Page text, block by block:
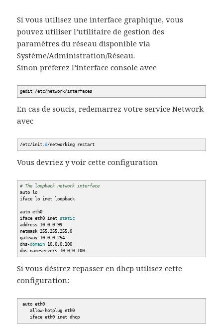
Si vous utilisez une interface graphique, vous
pouvez utiliser l’utilitaire de gestion des
paramètres du réseau disponible via
Système/Administration/Réseau.
Sinon préferez l’interface console avec
gedit/etc/network/interfaces
En cas de soucis, redemarrez votre service Network
avec
/etc/init.d/networking restart
Vous devriez y voir cette configuration
# The loopback network interface
auto lo
iface lo inet loopback
auto eth0
iface eth0 inet static
address 10.0.0.99
netmask 255.255.255.0
gateway 10.0.0.254
dns-domain 10.0.0.100
dns-nameservers 10.0.0.100
Si vous désirez repasser en dhcp utilisez cette
configuration:
auto eth0
allow-hotplug eth0
iface eth0 inet dhcp